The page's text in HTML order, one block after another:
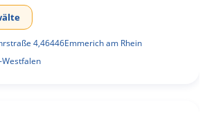
4,46446Emmerich am Rhein